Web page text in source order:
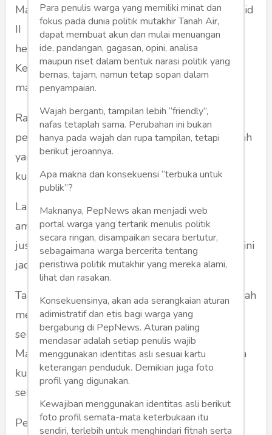
Masuknya Prabowo kedalam kabinet Jokowi jilid
II sebagai Menteri Pertahanan (Menhan) bikin
heboh kaum kampret dan cebong garis lucu.
Keduanya sama-sama terkejat-kejat, kesal,
marah, kecewa dan kuatir.
Ranah pertahanan dalam pemerintahan sangat
penting bagi suatu negara. Ibarat sebuah rumah
yang berisi lengkap, Jokowi menyerahkan
kuncinya kepada Prabowo.
Lalu, apakah Prabowo akan memberikan rasa
aman pada pemilik dan seisi rumah itu? Atau
justru menjadi "pengganggu" rasa aman? Hal ini
jadi perdebatan tersendiri di ruang publik.
Tak dipungkiri, Pilpres 2014 dan 2019 lalu telah
menciptakan memori kurang sedap bagi
sebagian besar masyarakat Indonesia.
Masyarakat terbelah secara masif di dalam dua
kubu. Pengaruhnya masih terasa hingga
sekarang.
Pertarungan Pilpres 2019 berlangsung keras,
Para penulis warga yang memiliki minat dan
fokus pada dunia politik mutakhir Tanah Air,
dapat membuat akun dan mulai menuangan
ide, pandangan, gagasan, opini, analisa
maupun riset dalam bentuk narasi politik yang
bernas, tajam, namun tetap sopan dalam
penyampaian.
Wajah berganti, tampilan lebih “friendly”,
nafas tetaplah sama. Perubahan ini bukan
hanya pada wajah dan rupa tampilan, tetapi
berikut jeroannya.
Apa makna dan konsekuensi “terbuka untuk
publik”?
Maknanya, PepNews akan menjadi web
portal warga yang tertarik menulis politik
secara ringan, disampaikan secara bertutur,
sebagaimana warga bercerita tentang
peristiwa politik mutakhir yang mereka alami,
lihat dan rasakan.
Konsekuensinya, akan ada serangkaian aturan
adimistratif dan etis bagi warga yang
bergabung di PepNews. Aturan paling
mendasar adalah setiap penulis wajib
menggunakan identitas asli sesuai kartu
keterangan penduduk. Demikian juga foto
profil yang digunakan.
Kewajiban menggunakan identitas asli berikut
foto profil semata-mata keterbukaan itu
sendiri, terlebih untuk menghindari fitnah serta